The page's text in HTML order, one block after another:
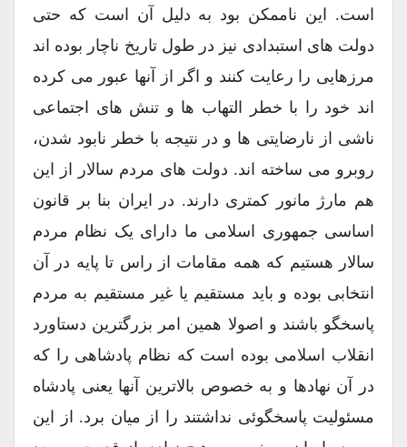
است. این ناممکن بود به دلیل آن است که حتی
دولت های استبدادی نیز در طول تاریخ ناچار بوده اند
مرزهایی را رعایت کنند و اگر از آنها عبور می کرده
اند خود را با خطر التهاب ها و تنش های اجتماعی
ناشی از نارضایتی ها و در نتیجه با خطر نابود شدن،
روبرو می ساخته اند. دولت های مردم سالار از این
هم مارژ مانور کمتری دارند. در ایران بنا بر قانون
اساسی جمهوری اسلامی ما دارای یک نظام مردم
سالار هستیم که همه مقامات از راس تا پایه در آن
انتخابی بوده و باید مستقیم یا غیر مستقیم به مردم
پاسخگو باشند و اصولا همین امر بزرگترین دستاورد
انقلاب اسلامی بوده است که نظام پادشاهی را که
در آن نهادها و به خصوص بالاترین آنها یعنی پادشاه
مسئولیت پاسخگوئی نداشتند را از میان برد. از این